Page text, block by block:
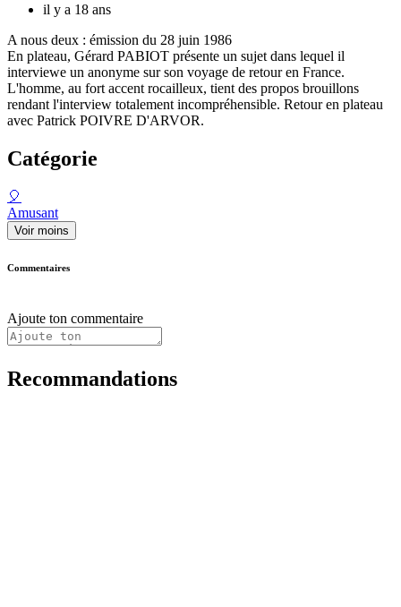
il y a 18 ans
A nous deux : émission du 28 juin 1986
En plateau, Gérard PABIOT présente un sujet dans lequel il
interviewe un anonyme sur son voyage de retour en France.
L'homme, au fort accent rocailleux, tient des propos brouillons
rendant l'interview totalement incompréhensible. Retour en plateau
avec Patrick POIVRE D'ARVOR.
Catégorie
🎈
Amusant
Voir moins
Commentaires
Ajoute ton commentaire
Recommandations